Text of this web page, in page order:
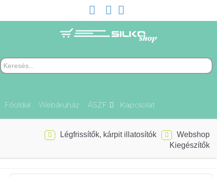
Főoldal Webáruház ÁSZF Kapcsolat
Webshop
Légfrissítők, kárpit illatosítók
Kiegészítők